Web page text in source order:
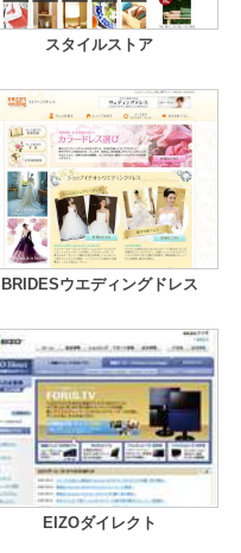
スタイルストア
BRIDESウエディングドレス
EIZOダイレクト